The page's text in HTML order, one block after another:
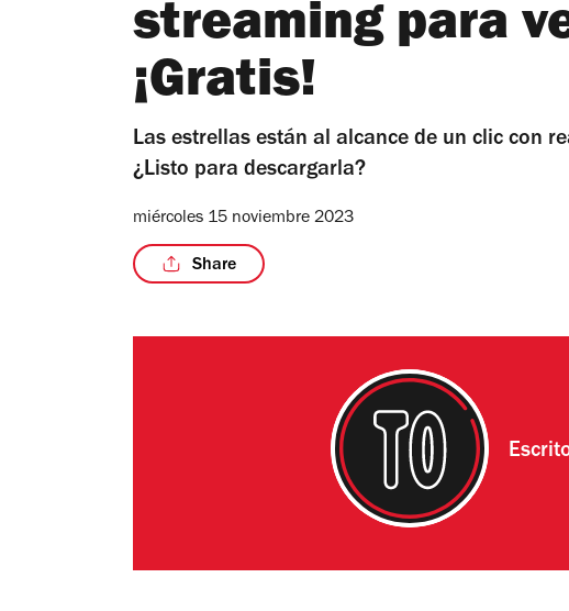
streaming para
¡Gratis!
Las estrellas están al alcance de un clic con
¿Listo para descargarla?
miércoles 15 noviembre 2023
Share